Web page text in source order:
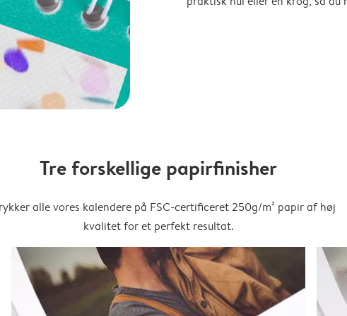
Tre forskellige papirfinisher
alle vores kalendere på FSC-certificeret 250g/m² papir af høj
kvalitet for et perfekt resultat.